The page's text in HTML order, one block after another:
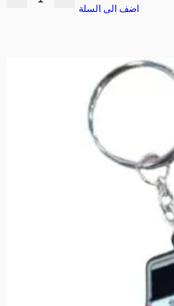
اضف الى السلة